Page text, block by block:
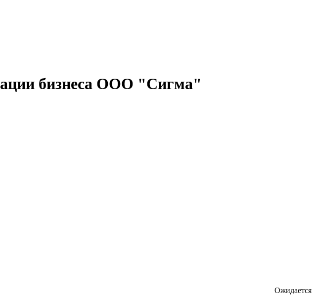
бизнеса ООО "Сигма"
Ожидается